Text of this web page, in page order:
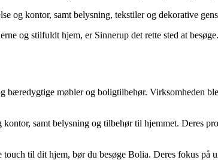
og kontor, samt belysning, tekstiler og dekorative
og stilfuldt hjem, er Sinnerup det rette sted at
bæredygtige møbler og boligtilbehør. Virksomheden
samt belysning og tilbehør til hjemmet. Deres
til dit hjem, bør du besøge Bolia. Deres fokus